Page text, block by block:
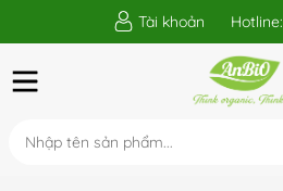
Tài khoản Hotline: